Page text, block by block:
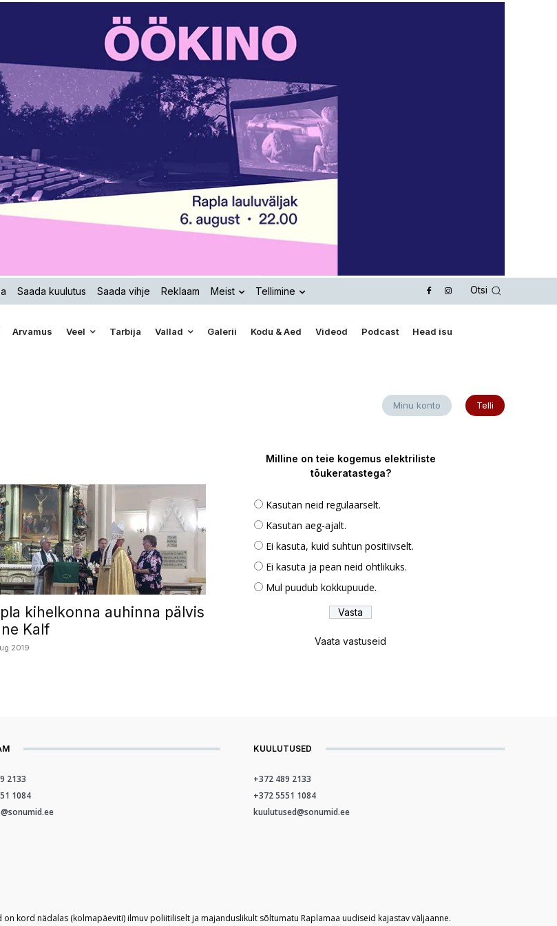
Saada kuulutus Saada vihje Reklaam Meist Tellimine Otsi
Arvamus Veel Tarbija Vallad Galerii Kodu & Aed Videod Podcast Head isu
Minu konto Telli
kihelkonna auhinna pälvis
Kalf
2019
Milline on teie kogemus elektriliste
tõukeratastega?
Kasutan neid regulaarselt.
Kasutan aeg-ajalt.
Ei kasuta, kuid suhtun positiivselt.
Ei kasuta ja pean neid ohtlikuks.
Mul puudub kokkupuude.
Vaata vastuseid
2133
1084
KUULUTUSED
+372 489 2133
+372 5551 1084
kuulutused@sonumid.ee
on kord nädalas (kolmapäeviti) ilmuv poliitiliselt ja majanduslikult sõltumatu Raplamaa uudiseid kajastav väljaanne.